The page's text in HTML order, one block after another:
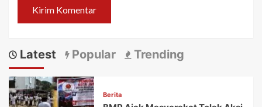
Latest Popular Trending
Berita